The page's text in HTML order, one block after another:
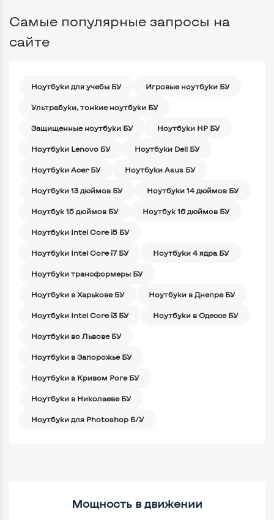
Самые популярные запросы на
сайте
Ноутбуки для учебы БУ Игровые ноутбуки БУ
Ультрабуки, тонкие ноутбуки БУ
Защищенные ноутбуки БУ Ноутбуки HP БУ
Ноутбуки Lenovo БУ Ноутбуки Dell БУ
Ноутбуки Acer БУ Ноутбуки Asus БУ
Ноутбуки 13 дюймов БУ Ноутбуки 14 дюймов БУ
Ноутбук 15 дюймов БУ Ноутбук 16 дюймов БУ
Ноутбуки Intel Core i5 БУ
Ноутбуки Intel Core i7 БУ Ноутбуки 4 ядра БУ
Ноутбуки трансформеры БУ
Ноутбуки в Харькове БУ Ноутбуки в Днепре БУ
Ноутбуки Intel Core i3 БУ Ноутбуки в Одессе БУ
Ноутбуки во Львове БУ
Ноутбуки в Запорожье БУ
Ноутбуки в Кривом Роге БУ
Ноутбуки в Николаеве БУ
Ноутбуки для Photoshop Б/У
Мощность в движении